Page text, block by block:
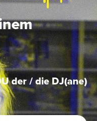
der / die DJ(ane)